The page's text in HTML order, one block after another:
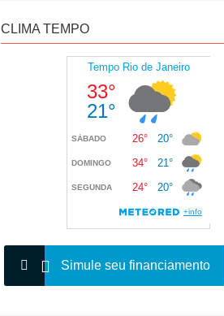
CLIMA TEMPO
Simule seu financiamento